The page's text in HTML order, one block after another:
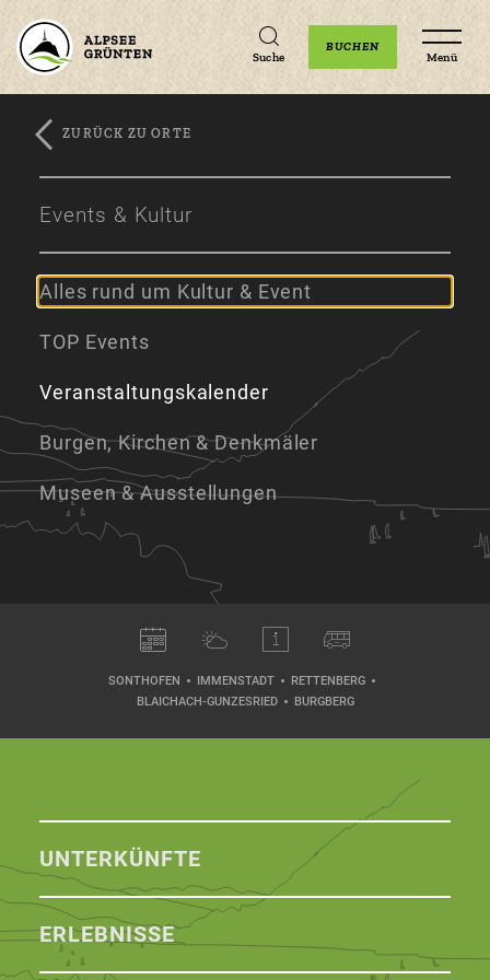
Zum
Zur
Zum
Suche
BUCHEN
Menü
ZURÜCK ZU ORTE
Events & Kultur
Alles rund um Kultur & Event
TOP Events
Veranstaltungskalender
Burgen, Kirchen & Denkmäler
Museen & Ausstellungen
SONTHOFEN IMMENSTADT
RETTENBERG
BLAICHACH-GUNZESRIED
BURGBERG
UNTERKÜNFTE
ERLEBNISSE
Unterkünfte Veranstaltungen